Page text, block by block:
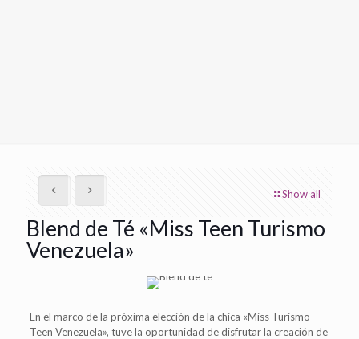
Show all
Blend de Té «Miss Teen Turismo
Venezuela»
En el marco de la próxima elección de la chica «Miss Turismo
Teen Venezuela», tuve la oportunidad de disfrutar la creación de